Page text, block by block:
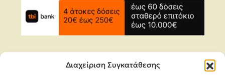
Διαχείριση Συγκατάθεσης